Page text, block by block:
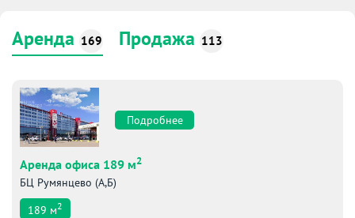
Аренда 169 Продажа 113
Подробнее
Аренда офиса 189 м2
БЦ Румянцево (А,Б)
189 м2